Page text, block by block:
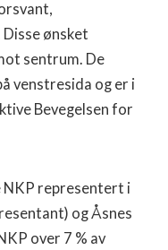
ønsket
sentrum. De
venstresida og er i
Bevegelsen for
NKP representert i
og Åsnes
over 7 % av